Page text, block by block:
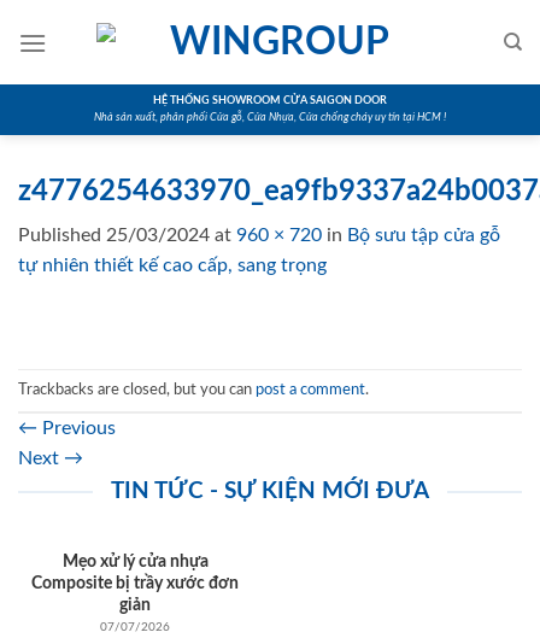
HỆ THỐNG SHOWROOM CỬA SAIGON DOOR
Nhà sản xuất, phân phối Cửa gỗ, Cửa Nhựa, Cửa chống cháy uy tín tại HCM !
Published 25/03/2024 at 960 × 720 in Bộ sưu tập cửa gỗ
tự nhiên thiết kế cao cấp, sang trọng
Trackbacks are closed, but you can post a comment.
← Previous
Next →
TIN TỨC - SỰ KIỆN MỚI ĐƯA
Mẹo xử lý cửa nhựa
Composite bị trầy xước đơn
giản
07/07/2026